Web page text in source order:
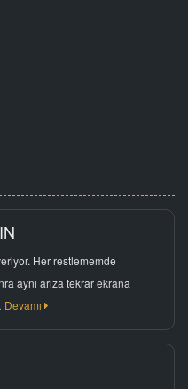
Her restlememde
aynı arıza tekrar ekrana
Devamı